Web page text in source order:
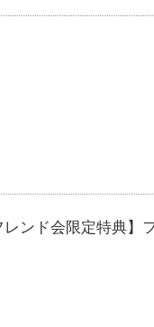
レンド会限定特典】